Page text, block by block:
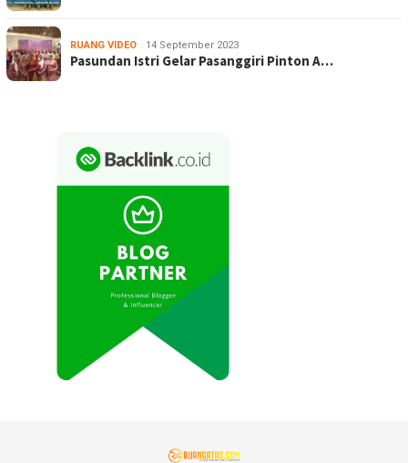
RUANG VIDEO 14 September 2023
Pasundan Istri Gelar Pasanggiri Pinton A…